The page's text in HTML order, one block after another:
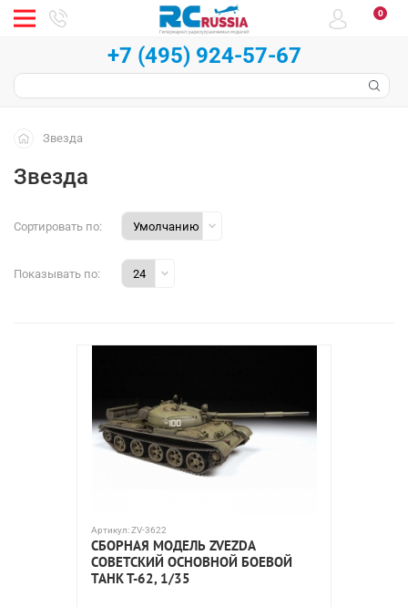
0
+7 (495) 924-57-67
Звезда
Звезда
Сортировать по:
Показывать по:
Артикул:ZV-3622
СБОРНАЯ МОДЕЛЬ ZVEZDA
СОВЕТСКИЙ ОСНОВНОЙ БОЕВОЙ
ТАНК Т-62, 1/35